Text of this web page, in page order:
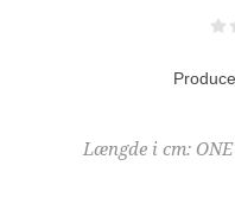
Længde i cm: